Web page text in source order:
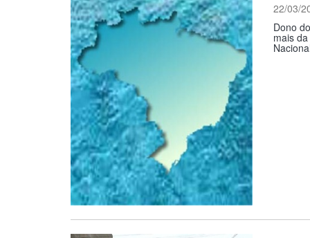
22/03/
Dono
mais